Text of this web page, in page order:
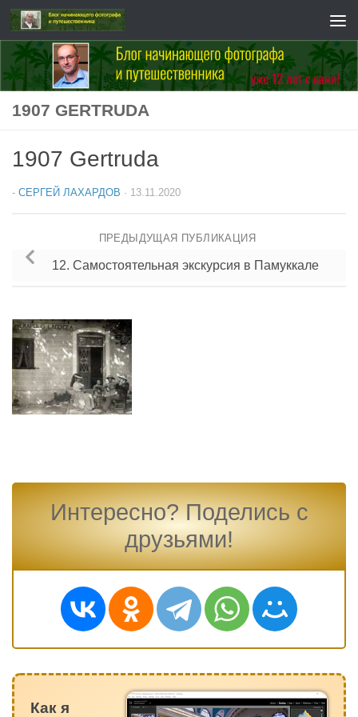
Перейти к содержимому
1907 GERTRUDA
1907 Gertruda
- СЕРГЕЙ ЛАХАРДОВ · 13.11.2020
ПРЕДЫДУЩАЯ ПУБЛИКАЦИЯ
12. Самостоятельная экскурсия в Памуккале
Интересно? Поделись с
друзьями!
Как я